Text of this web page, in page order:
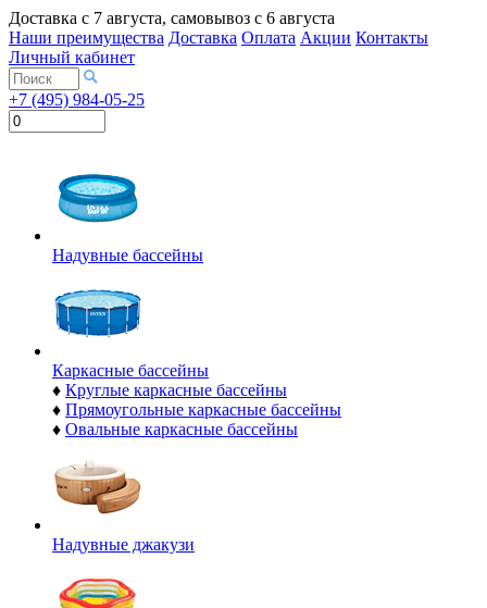
Доставка с 7 августа, самовывоз с 6 августа
Наши преимущества Доставка Оплата Акции Контакты
Личный кабинет
+7 (495) 984-05-25
Надувные бассейны
Каркасные бассейны
♦ Круглые каркасные бассейны
♦ Прямоугольные каркасные бассейны
♦ Овальные каркасные бассейны
Надувные джакузи